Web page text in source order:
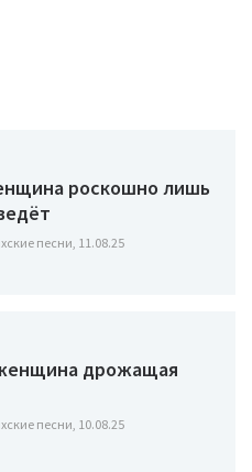
роскошно лишь
песни, 11.08.25
дрожащая
песни, 10.08.25